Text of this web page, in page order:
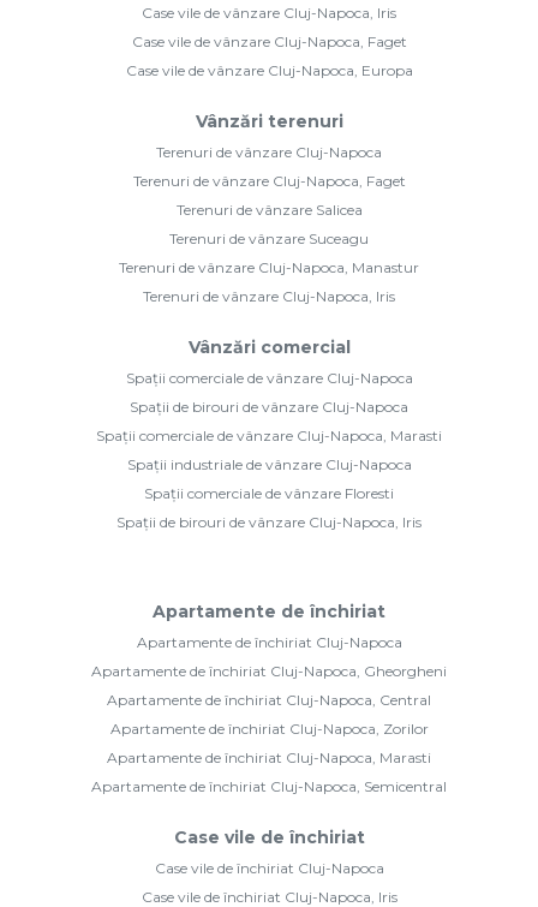
Case vile de vânzare Cluj-Napoca, Iris
Case vile de vânzare Cluj-Napoca, Faget
Case vile de vânzare Cluj-Napoca, Europa
Vânzări terenuri
Terenuri de vânzare Cluj-Napoca
Terenuri de vânzare Cluj-Napoca, Faget
Terenuri de vânzare Salicea
Terenuri de vânzare Suceagu
Terenuri de vânzare Cluj-Napoca, Manastur
Terenuri de vânzare Cluj-Napoca, Iris
Vânzări comercial
Spații comerciale de vânzare Cluj-Napoca
Spații de birouri de vânzare Cluj-Napoca
Spații comerciale de vânzare Cluj-Napoca, Marasti
Spații industriale de vânzare Cluj-Napoca
Spații comerciale de vânzare Floresti
Spații de birouri de vânzare Cluj-Napoca, Iris
Apartamente de închiriat
Apartamente de închiriat Cluj-Napoca
Apartamente de închiriat Cluj-Napoca, Gheorgheni
Apartamente de închiriat Cluj-Napoca, Central
Apartamente de închiriat Cluj-Napoca, Zorilor
Apartamente de închiriat Cluj-Napoca, Marasti
Apartamente de închiriat Cluj-Napoca, Semicentral
Case vile de închiriat
Case vile de închiriat Cluj-Napoca
Case vile de închiriat Cluj-Napoca, Iris